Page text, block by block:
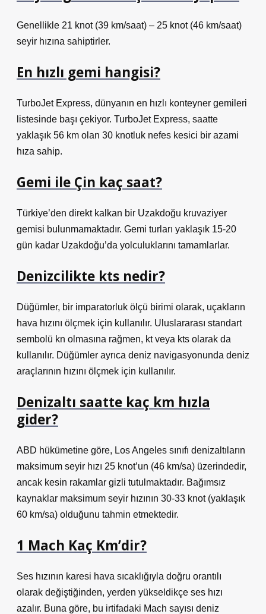
Genellikle 21 knot (39 km/saat) – 25 knot (46 km/saat)
seyir hızına sahiptirler.
En hızlı gemi hangisi?
TurboJet Express, dünyanın en hızlı konteyner gemileri
listesinde başı çekiyor. TurboJet Express, saatte
yaklaşık 56 km olan 30 knotluk nefes kesici bir azami
hıza sahip.
Gemi ile Çin kaç saat?
Türkiye’den direkt kalkan bir Uzakdoğu kruvaziyer
gemisi bulunmamaktadır. Gemi turları yaklaşık 15-20
gün kadar Uzakdoğu’da yolculuklarını tamamlarlar.
Denizcilikte kts nedir?
Düğümler, bir imparatorluk ölçü birimi olarak, uçakların
hava hızını ölçmek için kullanılır. Uluslararası standart
sembolü kn olmasına rağmen, kt veya kts olarak da
kullanılır. Düğümler ayrıca deniz navigasyonunda deniz
araçlarının hızını ölçmek için kullanılır.
Denizaltı saatte kaç km hızla
gider?
ABD hükümetine göre, Los Angeles sınıfı denizaltıların
maksimum seyir hızı 25 knot’un (46 km/sa) üzerindedir,
ancak kesin rakamlar gizli tutulmaktadır. Bağımsız
kaynaklar maksimum seyir hızının 30-33 knot (yaklaşık
60 km/sa) olduğunu tahmin etmektedir.
1 Mach Kaç Km’dir?
Ses hızının karesi hava sıcaklığıyla doğru orantılı
olarak değiştiğinden, yerden yükseldikçe ses hızı
azalır. Buna göre, bu irtifadaki Mach sayısı deniz